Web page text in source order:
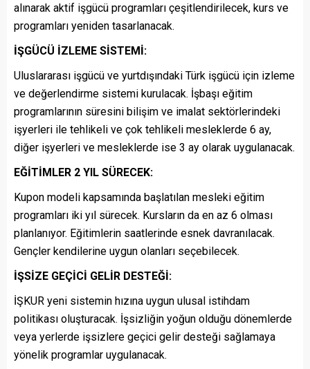
alınarak aktif işgücü programları çeşitlendirilecek, kurs ve
programları yeniden tasarlanacak.
İŞGÜCÜ İZLEME SİSTEMİ:
Uluslararası işgücü ve yurtdışındaki Türk işgücü için izleme
ve değerlendirme sistemi kurulacak. İşbaşı eğitim
programlarının süresini bilişim ve imalat sektörlerindeki
işyerleri ile tehlikeli ve çok tehlikeli mesleklerde 6 ay,
diğer işyerleri ve mesleklerde ise 3 ay olarak uygulanacak.
EĞİTİMLER 2 YIL SÜRECEK:
Kupon modeli kapsamında başlatılan mesleki eğitim
programları iki yıl sürecek. Kursların da en az 6 olması
planlanıyor. Eğitimlerin saatlerinde esnek davranılacak.
Gençler kendilerine uygun olanları seçebilecek.
İŞSİZE GEÇİCİ GELİR DESTEĞİ:
İŞKUR yeni sistemin hızına uygun ulusal istihdam
politikası oluşturacak. İşsizliğin yoğun olduğu dönemlerde
veya yerlerde işsizlere geçici gelir desteği sağlamaya
yönelik programlar uygulanacak.